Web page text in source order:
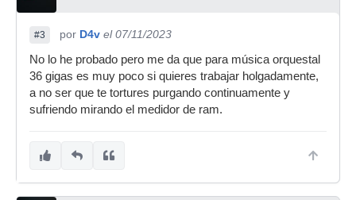
#3 por D4v el 07/11/2023
No lo he probado pero me da que para música orquestal
36 gigas es muy poco si quieres trabajar holgadamente,
a no ser que te tortures purgando continuamente y
sufriendo mirando el medidor de ram.